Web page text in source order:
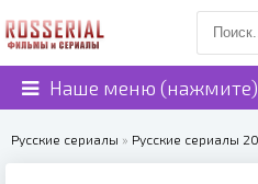
Наше меню (нажмите)
Русские сериалы » Русские сериалы